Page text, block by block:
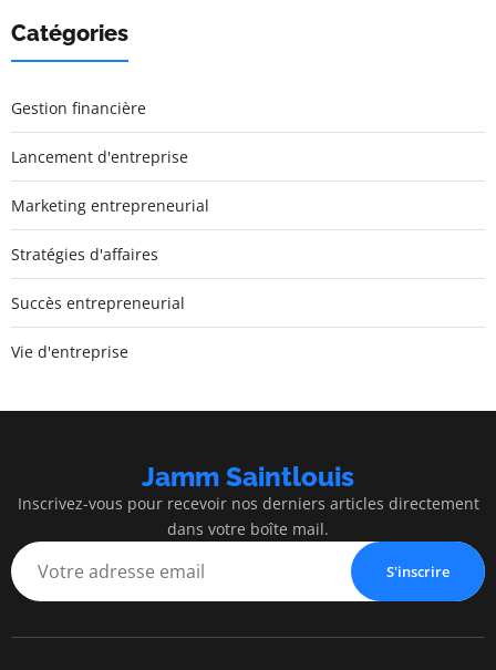
Catégories
Gestion financière
Lancement d'entreprise
Marketing entrepreneurial
Stratégies d'affaires
Succès entrepreneurial
Vie d'entreprise
Jamm Saintlouis
Inscrivez-vous pour recevoir nos derniers articles directement
dans votre boîte mail.
S'inscrire